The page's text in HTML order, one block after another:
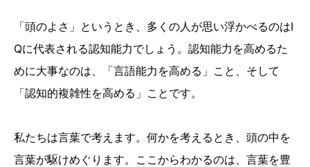
「頭のよさ」というとき、多くの人が思い浮かべるのはⅠ
Qに代表される認知能力でしょう。認知能力を高めるた
めに大事なのは、「言語能力を高める」こと、そして
「認知的複雑性を高める」ことです。
私たちは言葉で考えます。何かを考えるとき、頭の中を
言葉が駆けめぐります。ここからわかるのは、言葉を豊